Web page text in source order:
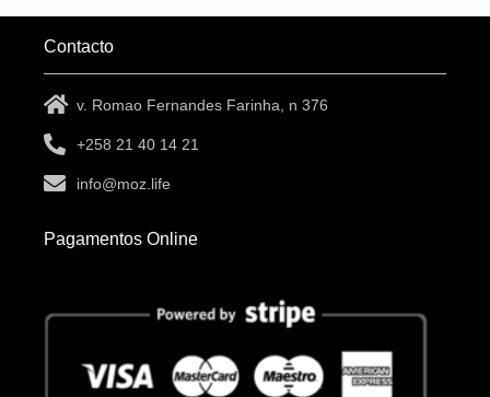
Contacto
v. Romao Fernandes Farinha, n 376
+258 21 40 14 21
info@moz.life
Pagamentos Online